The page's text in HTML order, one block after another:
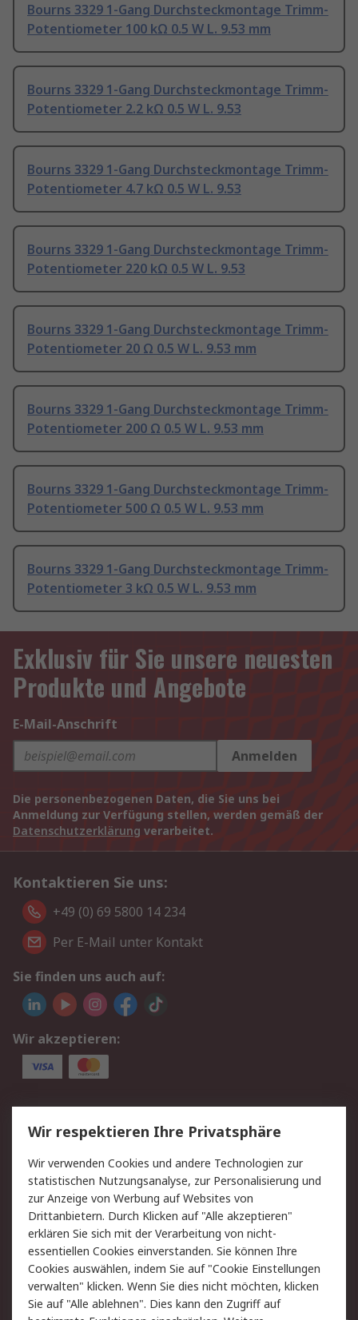
Bourns 3329 1-Gang Durchsteckmontage Trimm-
Potentiometer 100 kΩ 0.5 W L. 9.53 mm
Bourns 3329 1-Gang Durchsteckmontage Trimm-
Potentiometer 2.2 kΩ 0.5 W L. 9.53
Bourns 3329 1-Gang Durchsteckmontage Trimm-
Potentiometer 4.7 kΩ 0.5 W L. 9.53
Bourns 3329 1-Gang Durchsteckmontage Trimm-
Potentiometer 220 kΩ 0.5 W L. 9.53
Bourns 3329 1-Gang Durchsteckmontage Trimm-
Potentiometer 20 Ω 0.5 W L. 9.53 mm
Bourns 3329 1-Gang Durchsteckmontage Trimm-
Potentiometer 200 Ω 0.5 W L. 9.53 mm
Bourns 3329 1-Gang Durchsteckmontage Trimm-
Potentiometer 500 Ω 0.5 W L. 9.53 mm
Bourns 3329 1-Gang Durchsteckmontage Trimm-
Potentiometer 3 kΩ 0.5 W L. 9.53 mm
Exklusiv für Sie unsere neuesten
Produkte und Angebote
E-Mail-Anschrift
Anmelden
Die personenbezogenen Daten, die Sie uns bei
Anmeldung zur Verfügung stellen, werden gemäß der
Datenschutzerklärung verarbeitet.
Kontaktieren Sie uns:
+49 (0) 69 5800 14 234
Per E-Mail unter Kontakt
Sie finden uns auch auf:
Wir akzeptieren:
Service
Value Added Services
Lieferlösungen
Rücksendungen
Kontakt
Hilfe
Privatkunden
Rechtliches
AGB
Datenschutz
Cookie-Richtlinie
Zahlungsbedingungen
Copyright/Impressum
Entsorgung
Wir respektieren Ihre Privatsphäre
Wir verwenden Cookies und andere Technologien zur
statistischen Nutzungsanalyse, zur Personalisierung und
zur Anzeige von Werbung auf Websites von
Drittanbietern. Durch Klicken auf "Alle akzeptieren"
erklären Sie sich mit der Verarbeitung von nicht-
essentiellen Cookies einverstanden. Sie können Ihre
Cookies auswählen, indem Sie auf "Cookie Einstellungen
verwalten" klicken. Wenn Sie dies nicht möchten, klicken
Sie auf "Alle ablehnen". Dies kann den Zugriff auf